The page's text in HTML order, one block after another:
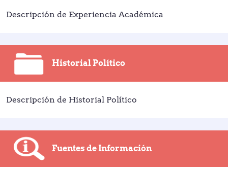
Descripción de Experiencia Académica
Historial Político
Descripción de Historial Político
Fuentes de Información